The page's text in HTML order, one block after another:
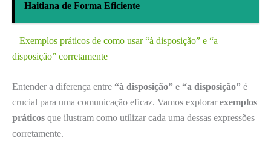
Haitiana de Forma Eficiente
– Exemplos práticos de como usar “à disposição” e “a
disposição” corretamente
Entender a diferença entre “à disposição” e “a disposição” é
crucial para uma comunicação eficaz. Vamos explorar exemplos
práticos que ilustram como utilizar cada uma dessas expressões
corretamente.